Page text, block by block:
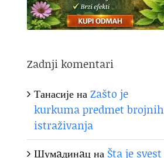
Zadnji komentari
ТанасијенаZašto je
kurkuma predmet brojnih
istraživanja
Шумaдинaцна Šta je svest